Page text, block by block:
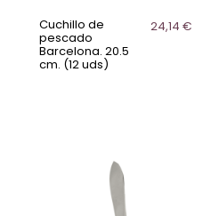
Cuchillo de
pescado
Barcelona. 20.5
cm. (12 uds)
24,14 €